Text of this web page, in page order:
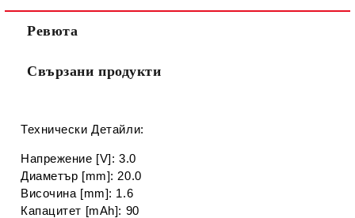
Ние ще се свържем с вас в рамките на работния ден.
Ревюта
Свързани продукти
Технически Детайли:
Напрежение [V]: 3.0
Диаметър [mm]: 20.0
Височина [mm]: 1.6
Капацитет [mAh]: 90